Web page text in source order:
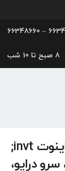
8 صبح تا 10 شب
تعمیرات اینوت invt;
سرو درایو،